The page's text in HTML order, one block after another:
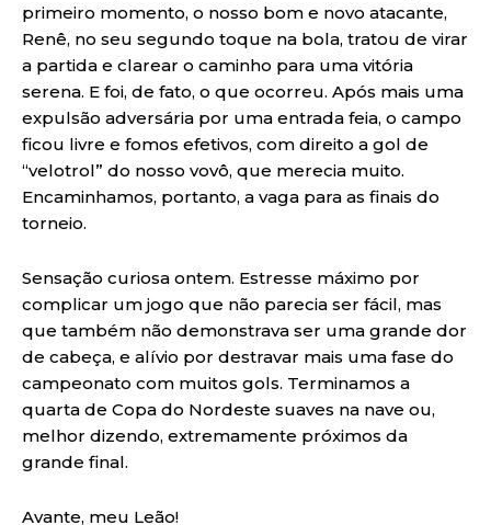
primeiro momento, o nosso bom e novo atacante,
Renê, no seu segundo toque na bola, tratou de virar
a partida e clarear o caminho para uma vitória
serena. E foi, de fato, o que ocorreu. Após mais uma
expulsão adversária por uma entrada feia, o campo
ficou livre e fomos efetivos, com direito a gol de
“velotrol” do nosso vovô, que merecia muito.
Encaminhamos, portanto, a vaga para as finais do
torneio.
Sensação curiosa ontem. Estresse máximo por
complicar um jogo que não parecia ser fácil, mas
que também não demonstrava ser uma grande dor
de cabeça, e alívio por destravar mais uma fase do
campeonato com muitos gols. Terminamos a
quarta de Copa do Nordeste suaves na nave ou,
melhor dizendo, extremamente próximos da
grande final.
Avante, meu Leão!